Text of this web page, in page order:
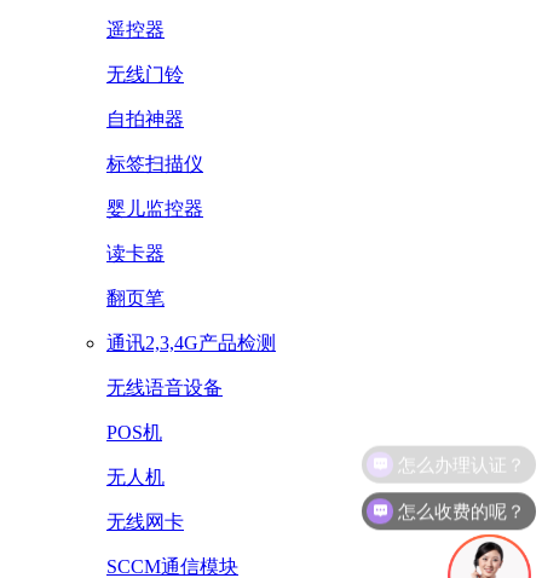
遥控器
无线门铃
自拍神器
标签扫描仪
婴儿监控器
读卡器
翻页笔
通讯2,3,4G产品检测
无线语音设备
POS机
无人机
无线网卡
SCCM通信模块
怎么收费的呢？